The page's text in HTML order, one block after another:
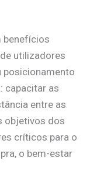
benefícios
utilizadores
posicionamento
capacitar as
entre as
objetivos dos
críticos para o
o bem-estar